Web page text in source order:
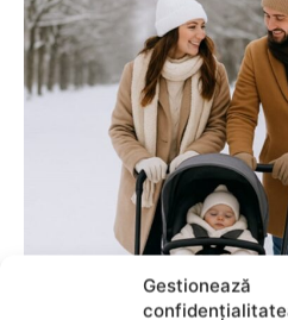
Gestionează
HAINE